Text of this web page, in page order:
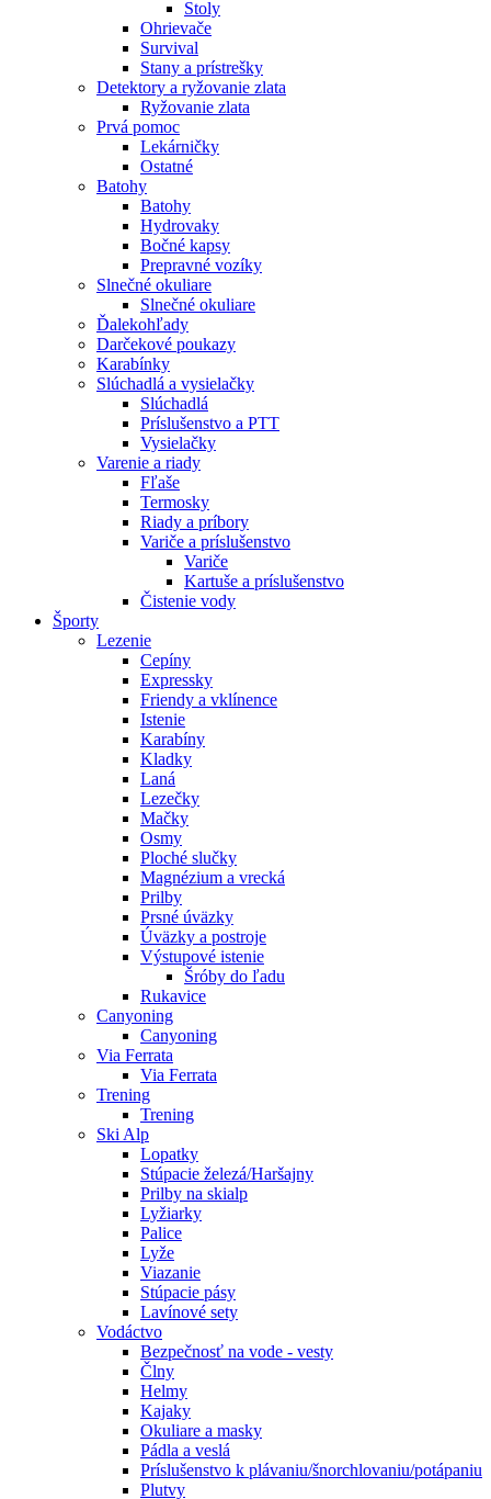
Stoly
Ohrievače
Survival
Stany a prístrešky
Detektory a ryžovanie zlata
Ryžovanie zlata
Prvá pomoc
Lekárničky
Ostatné
Batohy
Batohy
Hydrovaky
Bočné kapsy
Prepravné vozíky
Slnečné okuliare
Slnečné okuliare
Ďalekohľady
Darčekové poukazy
Karabínky
Slúchadlá a vysielačky
Slúchadlá
Príslušenstvo a PTT
Vysielačky
Varenie a riady
Fľaše
Termosky
Riady a príbory
Variče a príslušenstvo
Variče
Kartuše a príslušenstvo
Čistenie vody
Športy
Lezenie
Cepíny
Expressky
Friendy a vklínence
Istenie
Karabíny
Kladky
Laná
Lezečky
Mačky
Osmy
Ploché slučky
Magnézium a vrecká
Prilby
Prsné úväzky
Úväzky a postroje
Výstupové istenie
Šróby do ľadu
Rukavice
Canyoning
Canyoning
Via Ferrata
Via Ferrata
Trening
Trening
Ski Alp
Lopatky
Stúpacie železá/Haršajny
Prilby na skialp
Lyžiarky
Palice
Lyže
Viazanie
Stúpacie pásy
Lavínové sety
Vodáctvo
Bezpečnosť na vode - vesty
Člny
Helmy
Kajaky
Okuliare a masky
Pádla a veslá
Príslušenstvo k plávaniu/šnorchlovaniu/potápaniu
Plutvy